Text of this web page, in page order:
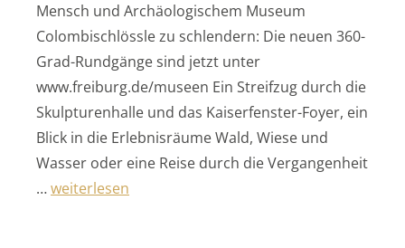
Mensch und Archäologischem Museum
Colombischlössle zu schlendern: Die neuen 360-
Grad-Rundgänge sind jetzt unter
www.freiburg.de/museen Ein Streifzug durch die
Skulpturenhalle und das Kaiserfenster-Foyer, ein
Blick in die Erlebnisräume Wald, Wiese und
Wasser oder eine Reise durch die Vergangenheit
…„Freiburger Museen“
weiterlesen